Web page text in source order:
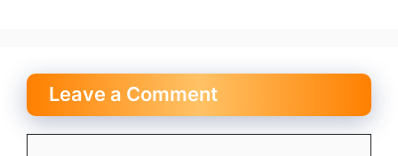
Leave a Comment